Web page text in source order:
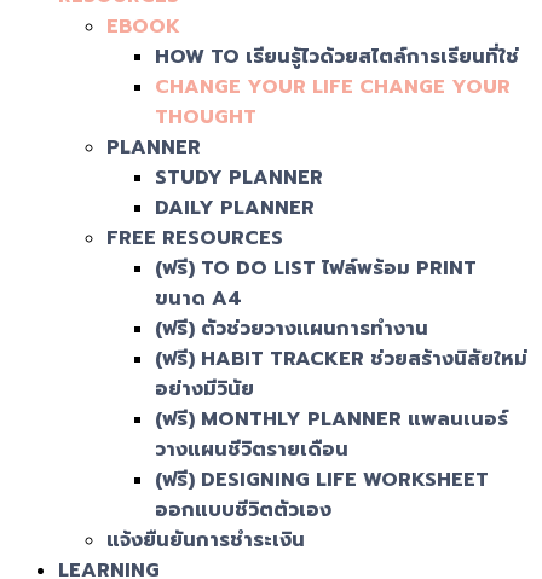
EBOOK
HOW TO เรียนรู้ไวด้วยสไตล์การเรียนที่ใช่
CHANGE YOUR LIFE CHANGE YOUR
THOUGHT
PLANNER
STUDY PLANNER
DAILY PLANNER
FREE RESOURCES
(ฟรี) TO DO LIST ไฟล์พร้อม PRINT
ขนาด A4
(ฟรี) ตัวช่วยวางแผนการทำงาน
(ฟรี) HABIT TRACKER ช่วยสร้างนิสัยใหม่
อย่างมีวินัย
(ฟรี) MONTHLY PLANNER แพลนเนอร์
วางแผนชีวิตรายเดือน
(ฟรี) DESIGNING LIFE WORKSHEET
ออกแบบชีวิตตัวเอง
แจ้งยืนยันการชำระเงิน
LEARNING